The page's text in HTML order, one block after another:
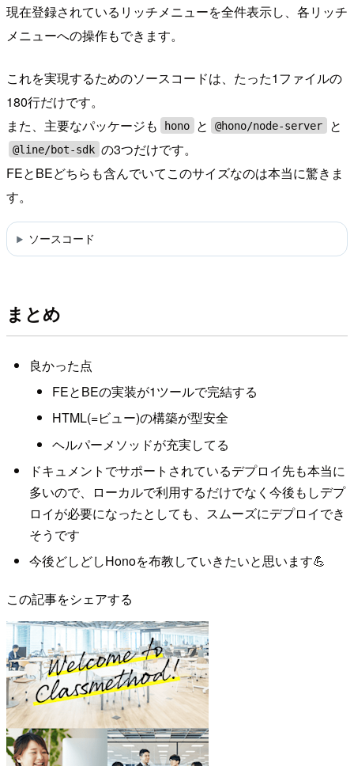
現在登録されているリッチメニューを全件表示し、各リッチ
メニューへの操作もできます。
これを実現するためのソースコードは、たった1ファイルの
180行だけです。
また、主要なパッケージも
hono と @hono/node-server と
@line/bot-sdk の3つだけです。
FEとBEどちらも含んでいてこのサイズなのは本当に驚きま
す。
ソースコード
まとめ
良かった点
FEとBEの実装が1ツールで完結する
HTML(=ビュー)の構築が型安全
ヘルパーメソッドが充実してる
ドキュメントでサポートされているデプロイ先も本当に
多いので、ローカルで利用するだけでなく今後もしデプ
ロイが必要になったとしても、スムーズにデプロイでき
そうです
今後どしどしHonoを布教していきたいと思います💪
この記事をシェアする